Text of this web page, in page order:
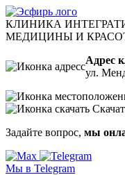
КЛИНИКА
МЕДИЦИНЫ И
Адрес
ул.
Задайте вопрос, мы
Мы в Telegram